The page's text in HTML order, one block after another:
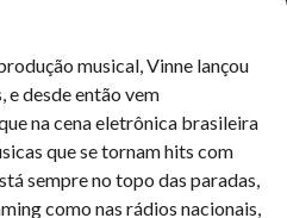
musical, Vinne lançou
e desde então vem
na cena eletrônica brasileira
que se tornam hits com
sempre no topo das paradas,
como nas rádios nacionais,